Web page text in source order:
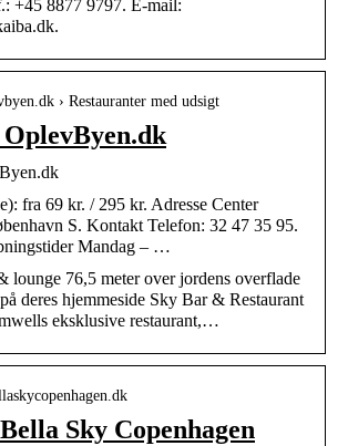
+45 8877 9797. E-mail:
› Restauranter med udsigt
fra 69 kr. / 295 kr. Adresse Center
S. Kontakt Telefon: 32 47 35 95.
Mandag – …
lounge 76,5 meter over jordens overflade
deres hjemmeside Sky Bar & Restaurant
eksklusive restaurant,…
Sky Copenhagen